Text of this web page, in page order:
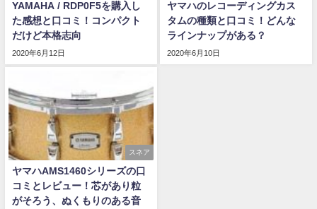
YAMAHA / RDP0F5を購入し
た感想と口コミ！コンパクト
だけど本格志向
2020年6月12日
ヤマハのレコーディングカス
タムの種類と口コミ！どんな
ラインナップがある？
2020年6月10日
スネア
ヤマハAMS1460シリーズの口
コミとレビュー！芯があり粒
がそろう、ぬくもりのある音